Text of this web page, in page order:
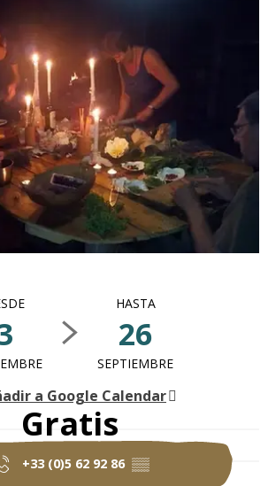
HASTA
26
SEPTIEMBRE
a Google Calendar
Gratis
+33 (0)5 62 92 86 ▒▒